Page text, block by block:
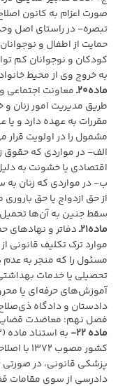
صورت اعزام به کانون
حمایت از اطفال و
کودکان و نوجوانان کم
به خروج وی از محیط
ماده۲۰ـ
معاونت اجتماعی
طریق مدیریت امور زنان و
مقررات به عهده دارد و یا
مشمول را در اولویت
الف- در مواردی که حقوق
اقتصادی یا خشونت به
ب- در مواردی که زنان به
از حق ازدواج یا حق
سقط جنین به آن‌ها
ماده۲۱ـ
دفاتر و نهادهای
موارد ترک تکلیف
مسئول را که منجر به عدم
تحصیلی یا خدمات
آموزش‌های حرفه‌ای یا
دادستان و دادگاه
فصل نهم: معاضدت
ماده ۲۲-
کشور
پزشکی قانونی، در
دادرسی از سوی مقامات